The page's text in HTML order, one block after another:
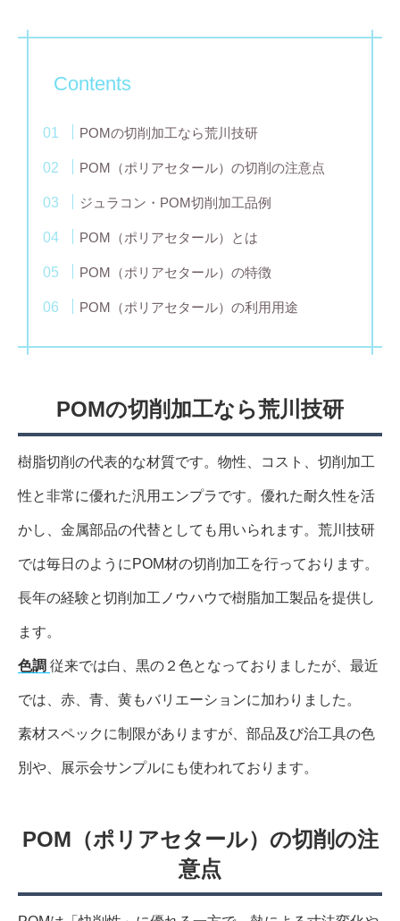
Contents
POMの切削加工なら荒川技研
POM（ポリアセタール）の切削の注意点
ジュラコン・POM切削加工品例
POM（ポリアセタール）とは
POM（ポリアセタール）の特徴
POM（ポリアセタール）の利用用途
POMの切削加工なら荒川技研
樹脂切削の代表的な材質です。物性、コスト、切削加工
性と非常に優れた汎用エンプラです。優れた耐久性を活
かし、金属部品の代替としても用いられます。荒川技研
では毎日のようにPOM材の切削加工を行っております。
長年の経験と切削加工ノウハウで樹脂加工製品を提供し
ます。
色調 従来では白、黒の２色となっておりましたが、最近
では、赤、青、黄もバリエーションに加わりました。
素材スペックに制限がありますが、部品及び治工具の色
別や、展示会サンプルにも使われております。
POM（ポリアセタール）の切削の注
意点